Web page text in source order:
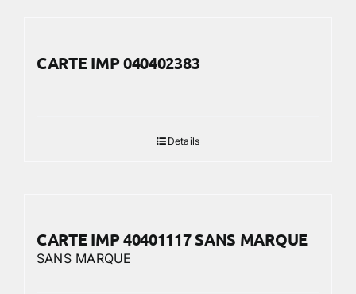
CARTE IMP 040402383
Details
CARTE IMP 40401117 SANS MARQUE
SANS MARQUE